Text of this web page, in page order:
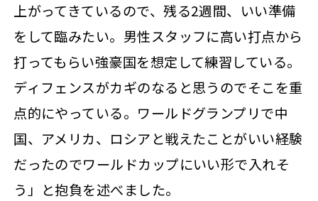
上がってきているので、残る2週間、いい準備
をして臨みたい。男性スタッフに高い打点から
打ってもらい強豪国を想定して練習している。
ディフェンスがカギのなると思うのでそこを重
点的にやっている。ワールドグランプリで中
国、アメリカ、ロシアと戦えたことがいい経験
だったのでワールドカップにいい形で入れそ
う」と抱負を述べました。